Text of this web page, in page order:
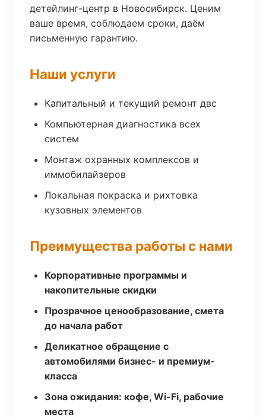
детейлинг-центр в Новосибирск. Ценим
ваше время, соблюдаем сроки, даём
письменную гарантию.
Наши услуги
Капитальный и текущий ремонт двс
Компьютерная диагностика всех
систем
Монтаж охранных комплексов и
иммобилайзеров
Локальная покраска и рихтовка
кузовных элементов
Преимущества работы с нами
Корпоративные программы и
накопительные скидки
Прозрачное ценообразование, смета
до начала работ
Деликатное обращение с
автомобилями бизнес- и премиум-
класса
Зона ожидания: кофе, Wi-Fi, рабочие
места